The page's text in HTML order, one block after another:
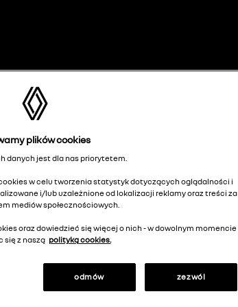
numer VIN. Te
plików cookies
danych jest dla nas priorytetem.
w celu tworzenia statystyk dotyczących oglądalności i
i/lub uzależnione od lokalizacji reklamy oraz treści za
mediów społecznościowych.
oraz dowiedzieć się więcej o nich - w dowolnym momencie
się z naszą polityką cookies.
odmów zezwól